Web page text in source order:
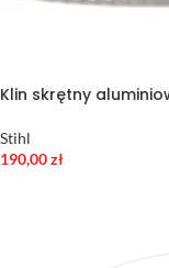
Klin skrętny
Stihl
190,00zł